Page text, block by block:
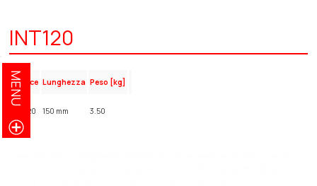
INT120
Codice Lunghezza Peso [kg]
INT120 150 mm 3.50
MENU